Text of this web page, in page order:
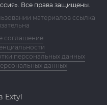
Все права защищены.
материалов ссылка
соглашение
персональных данных
данных
Extyl